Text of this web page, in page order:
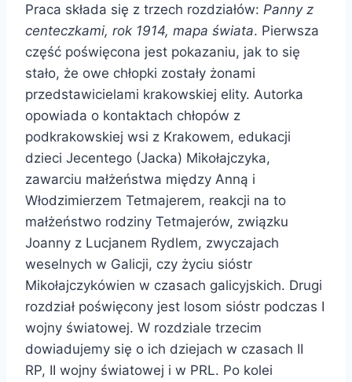
Praca składa się z trzech rozdziałów: Panny z
centeczkami, rok 1914, mapa świata. Pierwsza
część poświęcona jest pokazaniu, jak to się
stało, że owe chłopki zostały żonami
przedstawicielami krakowskiej elity. Autorka
opowiada o kontaktach chłopów z
podkrakowskiej wsi z Krakowem, edukacji
dzieci Jecentego (Jacka) Mikołajczyka,
zawarciu małżeństwa między Anną i
Włodzimierzem Tetmajerem, reakcji na to
małżeństwo rodziny Tetmajerów, związku
Joanny z Lucjanem Rydlem, zwyczajach
weselnych w Galicji, czy życiu sióstr
Mikołajczykówien w czasach galicyjskich. Drugi
rozdział poświęcony jest losom sióstr podczas I
wojny światowej. W rozdziale trzecim
dowiadujemy się o ich dziejach w czasach II
RP, II wojny światowej i w PRL. Po kolei